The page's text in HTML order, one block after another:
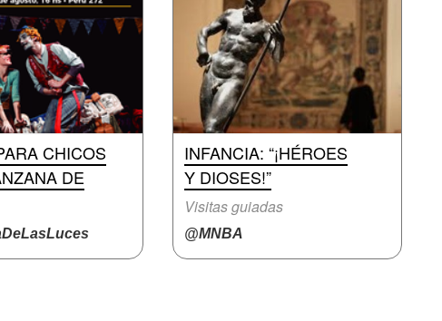
CHICOS
DE
INFANCIA: “¡HÉROES
Y DIOSES!”
Visitas guiadas
@MNBA